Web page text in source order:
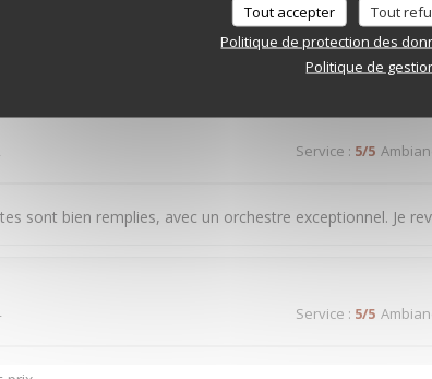
Tout accepter Tout
Politique de protection des
Politique de
les Diamantaires, les repa
Service : 5/5
sont bien remplies, avec un orchestre exceptionnel. Je
Service : 5/5